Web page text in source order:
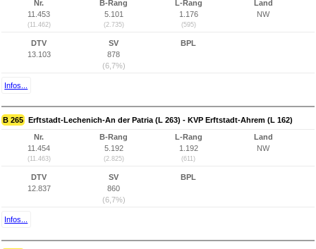
Nr.
11.453
(11.462)
B-Rang
5.101
(2.735)
L-Rang
1.176
(595)
Land
NW
DTV
13.103
SV
878
(6,7%)
BPL
Infos...
B 265 Erftstadt-Lechenich-An der Patria (L 263) - KVP Erftstadt-Ahrem (L 162)
Nr.
11.454
(11.463)
B-Rang
5.192
(2.825)
L-Rang
1.192
(611)
Land
NW
DTV
12.837
SV
860
(6,7%)
BPL
Infos...